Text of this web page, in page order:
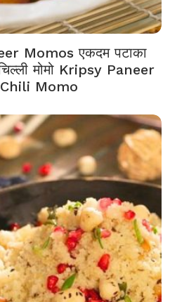
Momos एकदम पटाका
मोमो Kripsy Paneer
Chili Momo